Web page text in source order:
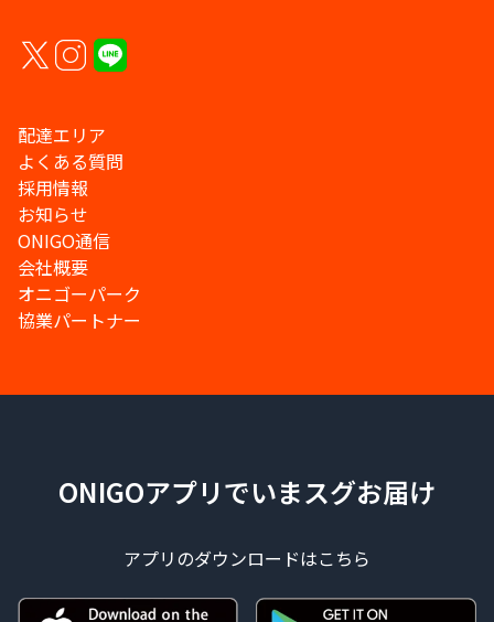
配達エリア
よくある質問
採用情報
お知らせ
ONIGO通信
会社概要
オニゴーパーク
協業パートナー
ONIGOアプリでいまスグお届け
アプリのダウンロードはこちら